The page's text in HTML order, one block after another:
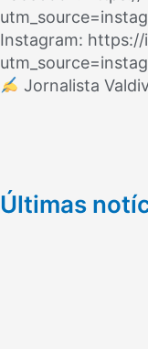
Instagram: https://
Jornalista
Últimas